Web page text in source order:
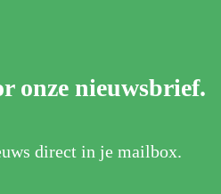
onze nieuwsbrief.
direct in je mailbox.